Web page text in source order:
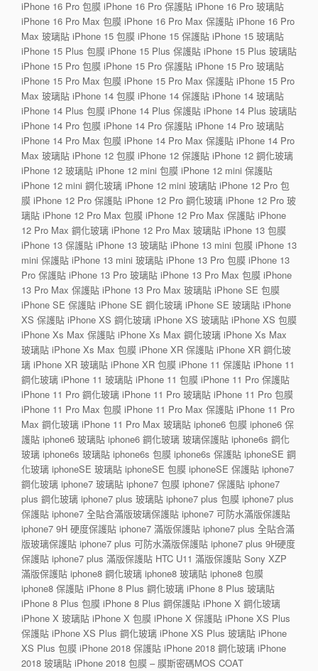
iPhone 16 Pro 包膜 iPhone 16 Pro 保護貼 iPhone 16 Pro 玻璃貼
iPhone 16 Pro Max 包膜 iPhone 16 Pro Max 保護貼 iPhone 16 Pro
Max 玻璃貼 iPhone 15 包膜 iPhone 15 保護貼 iPhone 15 玻璃貼
iPhone 15 Plus 包膜 iPhone 15 Plus 保護貼 iPhone 15 Plus 玻璃貼
iPhone 15 Pro 包膜 iPhone 15 Pro 保護貼 iPhone 15 Pro 玻璃貼
iPhone 15 Pro Max 包膜 iPhone 15 Pro Max 保護貼 iPhone 15 Pro
Max 玻璃貼 iPhone 14 包膜 iPhone 14 保護貼 iPhone 14 玻璃貼
iPhone 14 Plus 包膜 iPhone 14 Plus 保護貼 iPhone 14 Plus 玻璃貼
iPhone 14 Pro 包膜 iPhone 14 Pro 保護貼 iPhone 14 Pro 玻璃貼
iPhone 14 Pro Max 包膜 iPhone 14 Pro Max 保護貼 iPhone 14 Pro
Max 玻璃貼 iPhone 12 包膜 iPhone 12 保護貼 iPhone 12 鋼化玻璃
iPhone 12 玻璃貼 iPhone 12 mini 包膜 iPhone 12 mini 保護貼
iPhone 12 mini 鋼化玻璃 iPhone 12 mini 玻璃貼 iPhone 12 Pro 包
膜 iPhone 12 Pro 保護貼 iPhone 12 Pro 鋼化玻璃 iPhone 12 Pro 玻
璃貼 iPhone 12 Pro Max 包膜 iPhone 12 Pro Max 保護貼 iPhone
12 Pro Max 鋼化玻璃 iPhone 12 Pro Max 玻璃貼 iPhone 13 包膜
iPhone 13 保護貼 iPhone 13 玻璃貼 iPhone 13 mini 包膜 iPhone 13
mini 保護貼 iPhone 13 mini 玻璃貼 iPhone 13 Pro 包膜 iPhone 13
Pro 保護貼 iPhone 13 Pro 玻璃貼 iPhone 13 Pro Max 包膜 iPhone
13 Pro Max 保護貼 iPhone 13 Pro Max 玻璃貼 iPhone SE 包膜
iPhone SE 保護貼 iPhone SE 鋼化玻璃 iPhone SE 玻璃貼 iPhone
XS 保護貼 iPhone XS 鋼化玻璃 iPhone XS 玻璃貼 iPhone XS 包膜
iPhone Xs Max 保護貼 iPhone Xs Max 鋼化玻璃 iPhone Xs Max
玻璃貼 iPhone Xs Max 包膜 iPhone XR 保護貼 iPhone XR 鋼化玻
璃 iPhone XR 玻璃貼 iPhone XR 包膜 iPhone 11 保護貼 iPhone 11
鋼化玻璃 iPhone 11 玻璃貼 iPhone 11 包膜 iPhone 11 Pro 保護貼
iPhone 11 Pro 鋼化玻璃 iPhone 11 Pro 玻璃貼 iPhone 11 Pro 包膜
iPhone 11 Pro Max 包膜 iPhone 11 Pro Max 保護貼 iPhone 11 Pro
Max 鋼化玻璃 iPhone 11 Pro Max 玻璃貼 iphone6 包膜 iphone6 保
護貼 iphone6 玻璃貼 iphone6 鋼化玻璃 玻璃保護貼 iphone6s 鋼化
玻璃 iphone6s 玻璃貼 iphone6s 包膜 iphone6s 保護貼 iphoneSE 鋼
化玻璃 iphoneSE 玻璃貼 iphoneSE 包膜 iphoneSE 保護貼 iphone7
鋼化玻璃 iphone7 玻璃貼 iphone7 包膜 iphone7 保護貼 iphone7
plus 鋼化玻璃 iphone7 plus 玻璃貼 iphone7 plus 包膜 iphone7 plus
保護貼 iphone7 全貼合滿版玻璃保護貼 iphone7 可防水滿版保護貼
iphone7 9H 硬度保護貼 iphone7 滿版保護貼 iphone7 plus 全貼合滿
版玻璃保護貼 iphone7 plus 可防水滿版保護貼 iphone7 plus 9H硬度
保護貼 iphone7 plus 滿版保護貼 HTC U11 滿版保護貼 Sony XZP
滿版保護貼 iphone8 鋼化玻璃 iphone8 玻璃貼 iphone8 包膜
iphone8 保護貼 iPhone 8 Plus 鋼化玻璃 iPhone 8 Plus 玻璃貼
iPhone 8 Plus 包膜 iPhone 8 Plus 鋼保護貼 iPhone X 鋼化玻璃
iPhone X 玻璃貼 iPhone X 包膜 iPhone X 保護貼 iPhone XS Plus
保護貼 iPhone XS Plus 鋼化玻璃 iPhone XS Plus 玻璃貼 iPhone
XS Plus 包膜 iPhone 2018 保護貼 iPhone 2018 鋼化玻璃 iPhone
2018 玻璃貼 iPhone 2018 包膜 – 膜斯密碼MOS COAT